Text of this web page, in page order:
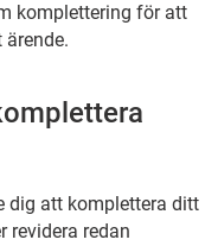
komplettering för att
dig att komplettera ditt
revidera redan